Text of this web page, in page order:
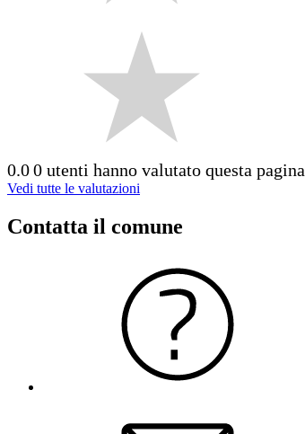
0.00 utenti hanno valutato questa pagina
Vedi tutte le valutazioni
Contatta il comune